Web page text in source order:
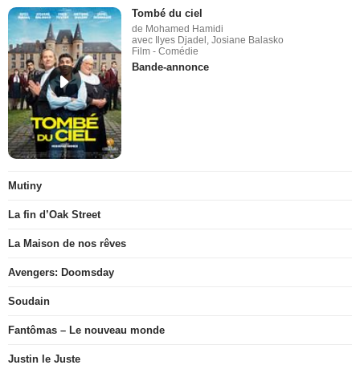
Tombé du ciel
de Mohamed Hamidi
avec Ilyes Djadel, Josiane Balasko
Film - Comédie
Bande-annonce
Mutiny
La fin d’Oak Street
La Maison de nos rêves
Avengers: Doomsday
Soudain
Fantômas – Le nouveau monde
Justin le Juste